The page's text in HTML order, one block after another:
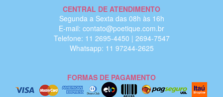
CENTRAL DE ATENDIMENTO
Segunda a Sexta das 08h às 16h
E-mail: contato@poetique.com.br
Telefone: 11 2695-4450 | 2694-7547
Whatsapp: 11 97244-2625
FORMAS DE PAGAMENTO